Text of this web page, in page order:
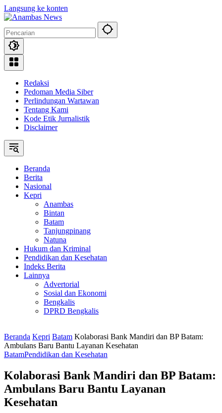
Langsung ke konten
Redaksi
Pedoman Media Siber
Perlindungan Wartawan
Tentang Kami
Kode Etik Jurnalistik
Disclaimer
Beranda
Berita
Nasional
Kepri
Anambas
Bintan
Batam
Tanjungpinang
Natuna
Hukum dan Kriminal
Pendidikan dan Kesehatan
Indeks Berita
Lainnya
Advertorial
Sosial dan Ekonomi
Bengkalis
DPRD Bengkalis
Beranda Kepri Batam Kolaborasi Bank Mandiri dan BP Batam:
Ambulans Baru Bantu Layanan Kesehatan
BatamPendidikan dan Kesehatan
Kolaborasi Bank Mandiri dan BP Batam:
Ambulans Baru Bantu Layanan
Kesehatan